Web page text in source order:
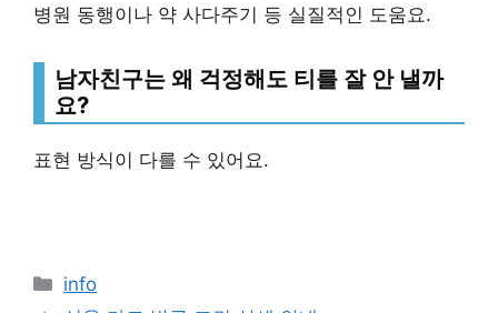
병원 동행이나 약 사다주기 등 실질적인 도움요.
남자친구는 왜 걱정해도 티를 잘 안 낼까
요?
표현 방식이 다를 수 있어요.
Categories
info